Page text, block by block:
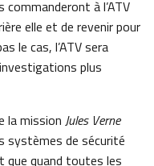
commanderont à l’ATV
elle et de revenir pour
le cas, l’ATV sera
plus
la mission Jules Verne
systèmes de sécurité
que quand toutes les